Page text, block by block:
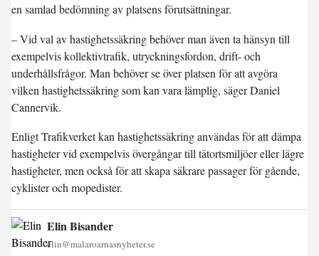
en samlad bedömning av platsens förutsättningar.
– Vid val av hastighetssäkring behöver man även ta hänsyn till
exempelvis kollektivtrafik, utryckningsfordon, drift- och
underhållsfrågor. Man behöver se över platsen för att avgöra
vilken hastighetssäkring som kan vara lämplig, säger Daniel
Cannervik.
Enligt Trafikverket kan hastighetssäkring användas för att dämpa
hastigheter vid exempelvis övergångar till tätortsmiljöer eller lägre
hastigheter, men också för att skapa säkrare passager för gående,
cyklister och mopedister.
Elin Bisander
elin@malaroarnasnyheter.se